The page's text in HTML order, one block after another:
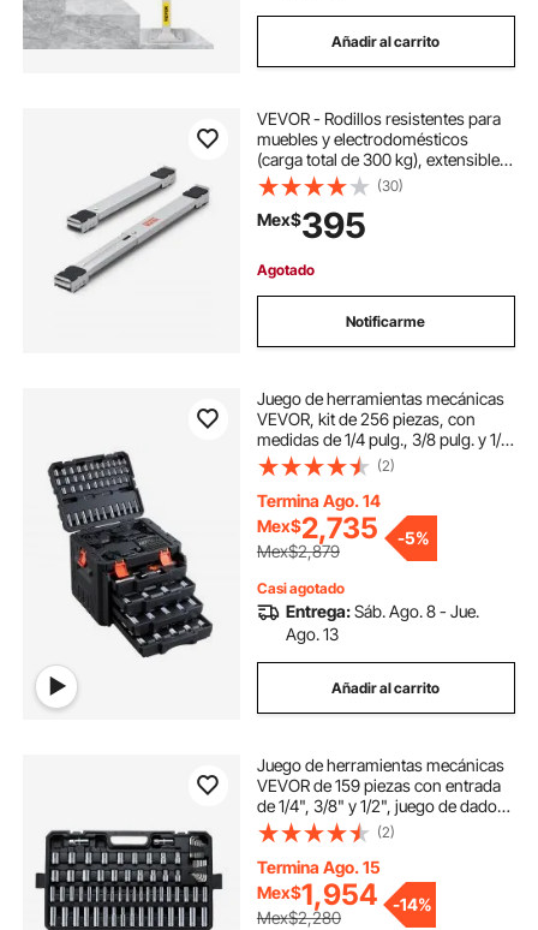
Añadir al carrito
VEVOR - Rodillos resistentes para
muebles y electrodomésticos
(carga total de 300 kg), extensibles,
base móvil para lavadora, soporte
para refrigerador, plataforma para
refrigerador, secadora y lavavajillas,
color blanco
(30)
Mex$395
Agotado
Notificarme
Juego de herramientas mecánicas
VEVOR, kit de 256 piezas, con
medidas de 1/4 pulg., 3/8 pulg. y 1/2
pulg., juego de vasos SAE y
métricos, llaves, puntas de
destornillador, accesorios y
estuche de almacenamiento, para
reparación de automóviles.
(2)
Termina Ago. 14
Mex$2,735
Mex$2,879
-5%
Casi agotado
Entrega:Sáb. Ago. 8 - Jue.
Ago. 13
Añadir al carrito
Juego de herramientas mecánicas
VEVOR de 159 piezas con entrada
de 1/4", 3/8" y 1/2", juego de dados
SAE y métricos, llaves, puntas de
destornillador, accesorios y
estuche para reparación de
automóviles.
(2)
Termina Ago. 15
Mex$1,954
Mex$2,280
-14%